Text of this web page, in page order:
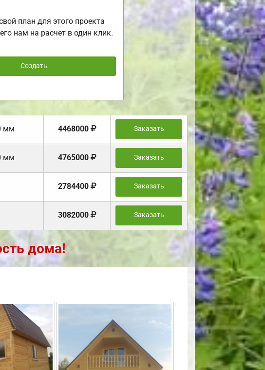
план для этого проекта
нам на расчет в один клик.
Создать
мм 4468000 Заказать
мм 4765000 Заказать
2784400 Заказать
3082000 Заказать
дома!